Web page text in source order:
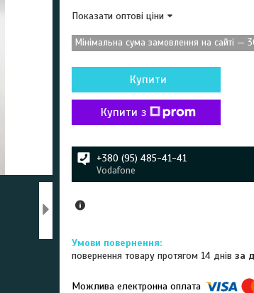
Показати оптові ціни
Мінімальна сума замовлення на сайті —
Купити
Купити з
+380 (95) 485-41-41
Vodafone
повернення товару протягом 14 днівза